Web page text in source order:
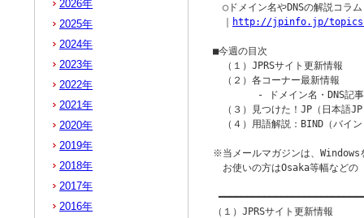
○ドメイン名やDNSの解説コラ
http://jpinfo.jp/topics-
■今週の目次
（１）JPRSサイト更新情報
（２）各コーナー最新情報
- ドメイン名・DNS記事
（３）見つけた！JP（日本語JP
（４）用語解説：BIND（バイン
※当メールマガジンは、
お使いの方はOsaka等幅などの
（１）JPRSサイト更新情報
2026年
2025年
2024年
2023年
2022年
2021年
2020年
2019年
2018年
2017年
2016年